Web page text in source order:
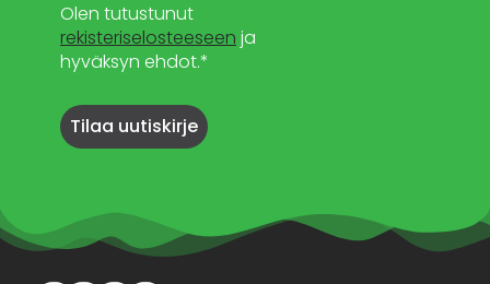
Olen tutustunut
rekisteriselosteeseen ja
hyväksyn ehdot.*